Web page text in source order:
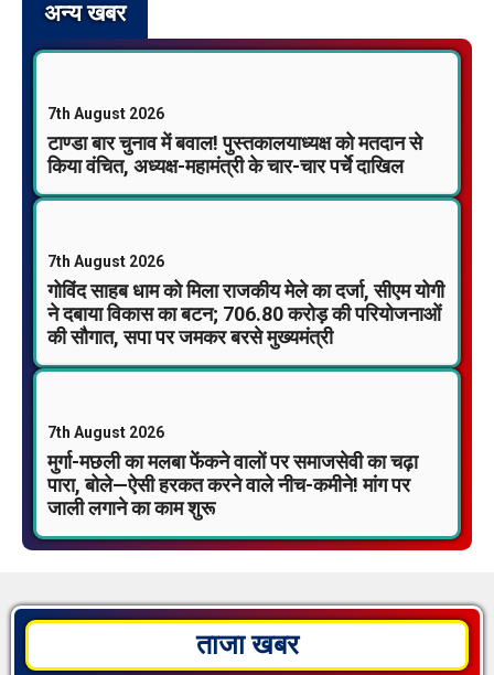
अन्य खबर
7th August 2026
टाण्डा बार चुनाव में बवाल! पुस्तकालयाध्यक्ष को मतदान से
किया वंचित, अध्यक्ष-महामंत्री के चार-चार पर्चे दाखिल
7th August 2026
गोविंद साहब धाम को मिला राजकीय मेले का दर्जा, सीएम योगी
ने दबाया विकास का बटन; 706.80 करोड़ की परियोजनाओं
की सौगात, सपा पर जमकर बरसे मुख्यमंत्री
7th August 2026
मुर्गा-मछली का मलबा फेंकने वालों पर समाजसेवी का चढ़ा
पारा, बोले—ऐसी हरकत करने वाले नीच-कमीने! मांग पर
जाली लगाने का काम शुरू
ताजा खबर